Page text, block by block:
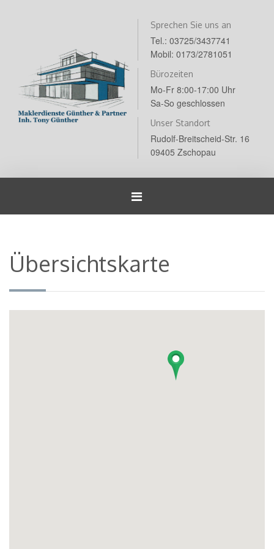
Sprechen Sie uns an
Tel.: 03725/3437741
Mobil: 0173/2781051
Bürozeiten
Mo-Fr 8:00-17:00 Uhr
Sa-So geschlossen
Unser Standort
Rudolf-Breitscheid-Str. 16
09405 Zschopau
Navigation
Übersichtskarte